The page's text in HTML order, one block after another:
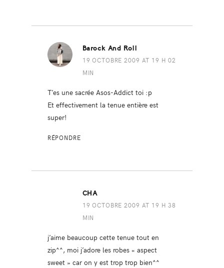
Barock And Roll
19 OCTOBRE 2009 AT 19 H 02
MIN
T’es une sacrée Asos-Addict toi :p
Et effectivement la tenue entière est
super!
RÉPONDRE
CHA
19 OCTOBRE 2009 AT 19 H 38
MIN
j’aime beaucoup cette tenue tout en
zip^^, moi j’adore les robes « aspect
sweet » car on y est trop trop bien^^